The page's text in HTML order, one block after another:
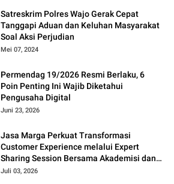
Satreskrim Polres Wajo Gerak Cepat
Tanggapi Aduan dan Keluhan Masyarakat
Soal Aksi Perjudian
Mei 07, 2024
Permendag 19/2026 Resmi Berlaku, 6
Poin Penting Ini Wajib Diketahui
Pengusaha Digital
Juni 23, 2026
Jasa Marga Perkuat Transformasi
Customer Experience melalui Expert
Sharing Session Bersama Akademisi dan
Praktisi
Juli 03, 2026